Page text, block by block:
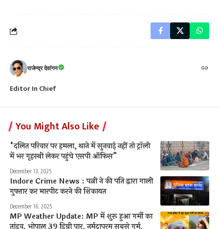
राजेन्द्र देवांगन
Editor In Chief
You Might Also Like
“दलित परिवार पर हमला, थाने में सुनवाई नहीं तो ट्रॉली
में भर गृहस्थी लेकर पहुंचे एसपी ऑफिस”
December 13, 2025
Indore Crime News : पत्नी ने की पति द्वारा गाली
गुफ्तार कर मारपीट करने की शिकायत
December 16, 2025
MP Weather Update: MP में शुरू हुआ गर्मी का